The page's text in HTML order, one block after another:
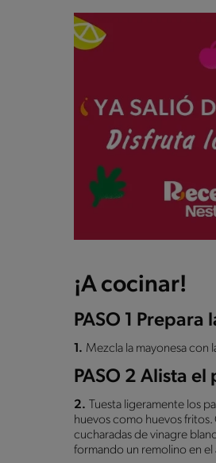
¡A cocinar!
PASO 1 Prepara
1. Mezcla la mayonesa con
PASO 2 Alista
2.
Tuesta ligeramente los
huevos como huevos
cucharadas de vinagre
formando un remolino en el